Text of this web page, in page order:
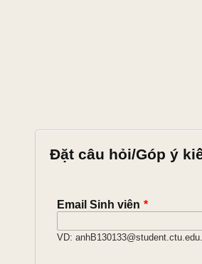
Đặt câu hỏi/Góp ý
Email Sinh viên *
VD: